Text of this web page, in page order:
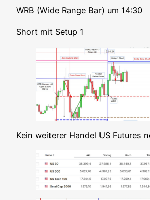
WRB (Wide Ran­ge Bar) um 14:30
Short mit Set­up 1
Kein wei­te­rer Han­del US Futures